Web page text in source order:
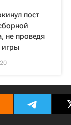
пост
не проведя
игры